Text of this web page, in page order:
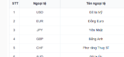
TRUY
XUẤT